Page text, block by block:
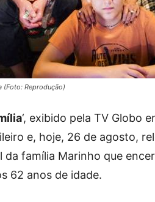
(Foto: Reprodução)
‘, exibido pela TV Globo
e, hoje, 26 de agosto,
da família Marinho que
62 anos de idade.